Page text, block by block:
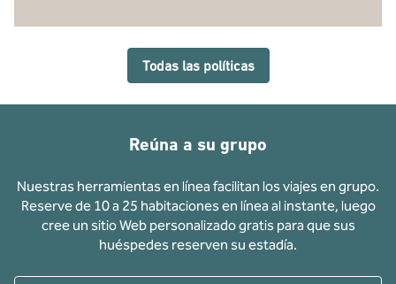
Todas las políticas
Reúna a su grupo
Nuestras herramientas en línea facilitan los viajes en grupo.
Reserve de 10 a 25 habitaciones en línea al instante, luego
cree un sitio Web personalizado gratis para que sus
huéspedes reserven su estadía.